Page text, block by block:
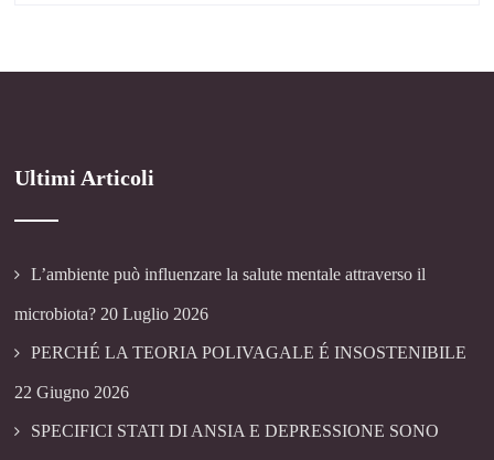
Ultimi Articoli
L’ambiente può influenzare la salute mentale attraverso il
microbiota? 20 Luglio 2026
PERCHÉ LA TEORIA POLIVAGALE É INSOSTENIBILE
22 Giugno 2026
SPECIFICI STATI DI ANSIA E DEPRESSIONE SONO